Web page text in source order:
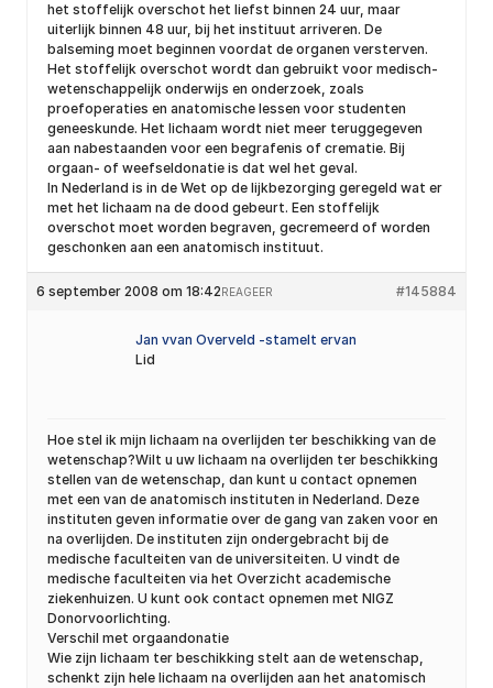
het stoffelijk overschot het liefst binnen 24 uur, maar
uiterlijk binnen 48 uur, bij het instituut arriveren. De
balseming moet beginnen voordat de organen versterven.
Het stoffelijk overschot wordt dan gebruikt voor medisch-
wetenschappelijk onderwijs en onderzoek, zoals
proefoperaties en anatomische lessen voor studenten
geneeskunde. Het lichaam wordt niet meer teruggegeven
aan nabestaanden voor een begrafenis of crematie. Bij
orgaan- of weefseldonatie is dat wel het geval.
In Nederland is in de Wet op de lijkbezorging geregeld wat er
met het lichaam na de dood gebeurt. Een stoffelijk
overschot moet worden begraven, gecremeerd of worden
geschonken aan een anatomisch instituut.
6 september 2008 om 18:42 #145884
REAGEER
Jan vvan Overveld -stamelt ervan
Lid
Hoe stel ik mijn lichaam na overlijden ter beschikking van de
wetenschap?Wilt u uw lichaam na overlijden ter beschikking
stellen van de wetenschap, dan kunt u contact opnemen
met een van de anatomisch instituten in Nederland. Deze
instituten geven informatie over de gang van zaken voor en
na overlijden. De instituten zijn ondergebracht bij de
medische faculteiten van de universiteiten. U vindt de
medische faculteiten via het Overzicht academische
ziekenhuizen. U kunt ook contact opnemen met NIGZ
Donorvoorlichting.
Verschil met orgaandonatie
Wie zijn lichaam ter beschikking stelt aan de wetenschap,
schenkt zijn hele lichaam na overlijden aan het anatomisch